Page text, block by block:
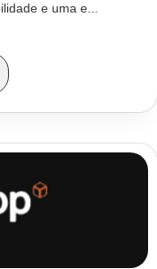
e uma e...